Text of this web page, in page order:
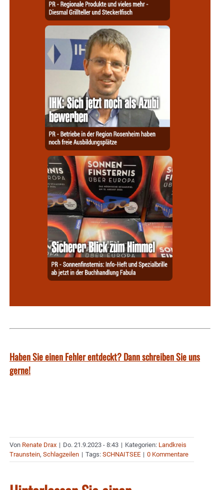
Haben Sie einen Fehler entdeckt? Dann schreiben Sie uns
gerne!
Von Renate Drax | Do. 21.9.2023 - 8:43 | Kategorien: Landkreis
Traunstein, Schlagzeilen | Tags: SCHNAITSEE | 0 Kommentare